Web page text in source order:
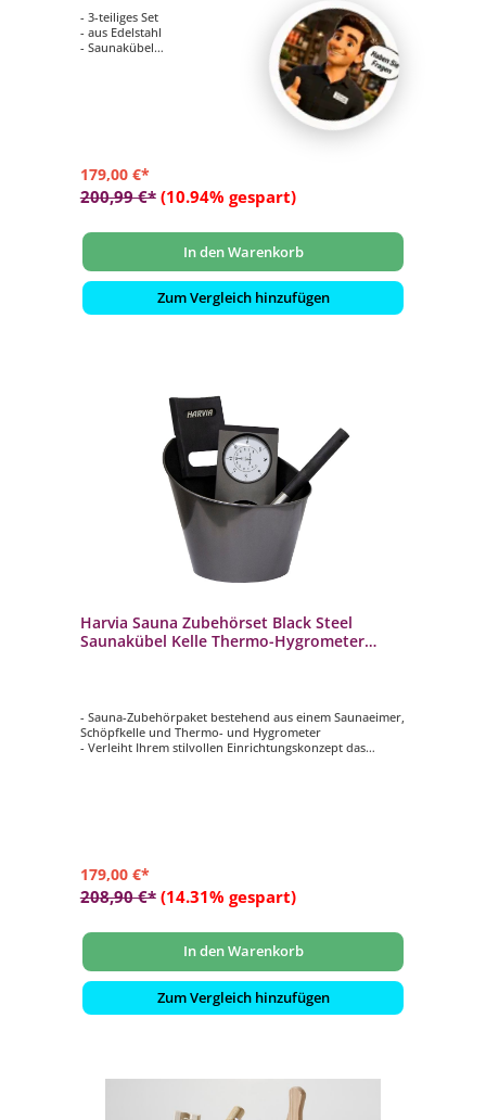
- 3-teiliges Set
- aus Edelstahl
- Saunakübel
179,00 €*
200,99 €* (10.94% gespart)
In den Warenkorb
Zum Vergleich hinzufügen
Harvia Sauna Zubehörset Black Steel
Saunakübel Kelle Thermo-Hygrometer
- Sauna-Zubehörpaket bestehend aus einem Saunaeimer,
Schöpfkelle und Thermo- und Hygrometer
- Verleiht Ihrem stilvollen Einrichtungskonzept das
179,00 €*
208,90 €* (14.31% gespart)
In den Warenkorb
Zum Vergleich hinzufügen